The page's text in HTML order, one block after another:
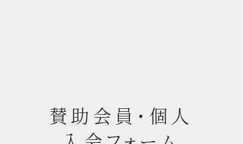
賛助会員・個人